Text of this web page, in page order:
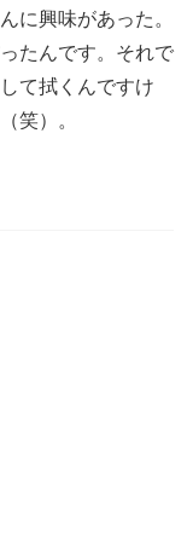
に興味があった。
たんです。それで
て拭くんですけ
笑）。